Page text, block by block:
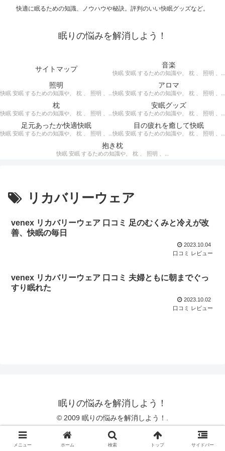
快適に眠るための知識、ノウハウや秘訣。評判のいい快眠グッズなど。
眠りの悩みを解消しよう！
サイトマップ 音楽
快眠 安眠 するための知識や、 枕 、 照明 、 アロマ など、おすすめの グッズ を紹介。 快眠 安眠 のための 音楽 CD の紹介です。 ヒーリングCD リラクゼーションCD インストゥルメンタルCD オルゴールCD ヘミシンクCD α波音楽 など。
照明
快眠 安眠 するための知識や、 枕 、 照明 、 アロマ など、おすすめの グッズ などを紹介。 快眠 安眠 のための 照明 フロアライト テーブルライト デスクライト スタンドライト など。
アロマ
快眠 安眠 するための知識や、 枕 、 照明 、 アロマ など、おすすめの グッズ などを紹介。 エッセンシャルオイル をはじめ、 アロマオイル を利用した アロマランプ 、 アロマディフューザー 、 アロマスプレー などの紹介です。
枕
快眠 安眠 するための知識や、 枕 、 照明 、 アロマ など、おすすめの グッズ などを紹介。 ぐっすり眠るために重要な枕選びのポイントや商品の紹介、 テンピュール 、 マニフレックス など。
安眠グッズ
快眠 安眠 するための知識や、 枕 、 照明 、 アロマ など、おすすめの グッズ などを紹介。 いろいろな 快眠 安眠 グッズ の紹介、足枕、うたた寝枕、目覚まし時計、入浴剤 など。
足元あったか快適快眠
快眠 安眠 するための知識や、 枕 、 照明 、 アロマ など、おすすめの グッズ などを紹介。 足元あったかで快適に眠るための 湯たんぽ あったか靴下 レッグウォーマー などの紹介です。
目の疲れを癒して快眠
快眠 安眠 するための知識や、 枕 、 照明 、 アロマ など、おすすめの グッズ などを紹介。 目の疲れを癒やす、 快眠、安眠 のための アイマスク アイピロー について。
抱き枕
快眠 安眠 するための知識や、 枕 、 照明 、 アロマ など、おすすめの グッズ などを紹介。 安心感を得る、リラックスして眠れるための 抱き枕 の紹介です。 妊婦さんや赤ちゃん、腰痛がある人におすすめ。
リカバリーウェア
venex リカバリーウェア 口コミ 足のむくみと冷えが改
善、快眠の毎日
2023.10.04
口コミ レビュー
venex リカバリーウェア 口コミ 夫婦ともに朝までぐっ
すり眠れた
2023.10.02
口コミ レビュー
眠りの悩みを解消しよう！
© 2009 眠りの悩みを解消しよう！.
メニュー ホーム 検索 トップ サイドバー